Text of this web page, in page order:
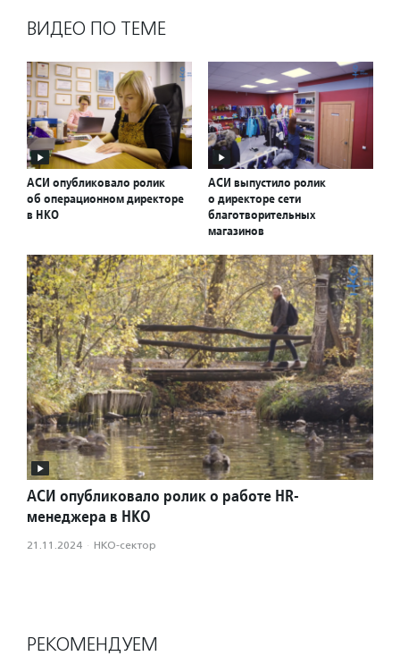
ВИДЕО ПО ТЕМЕ
АСИ опубликовало ролик
об операционном директоре
в НКО
АСИ выпустило ролик
о директоре сети
благотворительных
магазинов
АСИ опубликовало ролик о работе HR-
менеджера в НКО
21.11.2024 · НКО-сектор
РЕКОМЕНДУЕМ